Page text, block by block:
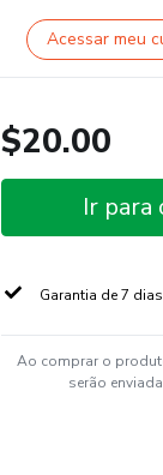
Acessar meu
$20.00
Ir para
Garantia de 7 dias
Ao comprar o
serão